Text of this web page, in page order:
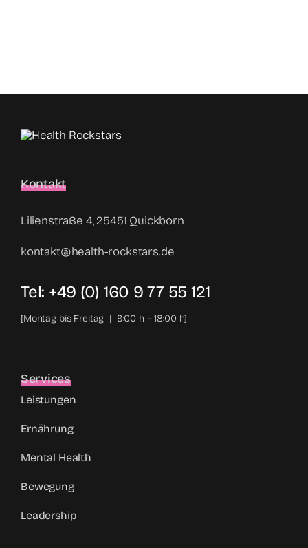
Kontakt
Lilienstraße 4, 25451 Quickborn
kontakt@health-rockstars.de
Tel: +49 (0) 160 9 77 55 121
[Montag bis Freitag | 9:00 h – 18:00 h]
Services
Leistungen
Ernährung
Mental Health
Bewegung
Leadership